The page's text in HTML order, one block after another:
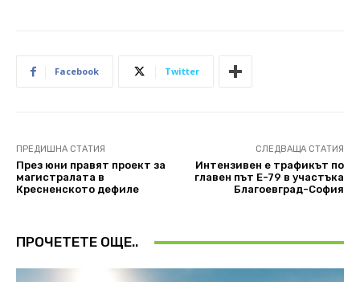
Facebook Twitter
ПРЕДИШНА СТАТИЯ
През юни правят проект за
магистралата в
Кресненското дефиле
СЛЕДВАЩА СТАТИЯ
Интензивен е трафикът по
главен път Е-79 в участъка
Благоевград-София
ПРОЧЕТЕТЕ ОЩЕ..